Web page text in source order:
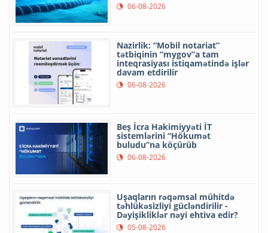
06-08-2026
Nazirlik: “Mobil notariat”
tətbiqinin “mygov”a tam
inteqrasiyası istiqamətində işlər
davam etdirilir
06-08-2026
Beş İcra Hakimiyyəti İT
sistemlərini “Hökumət
buludu”na köçürüb
06-08-2026
Uşaqların rəqəmsal mühitdə
təhlükəsizliyi gücləndirilir -
Dəyişikliklər nəyi ehtiva edir?
05-08-2026